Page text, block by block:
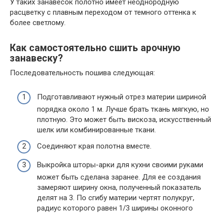
У таких занавесок полотно имеет неоднородную
расцветку с плавным переходом от темного оттенка к
более светлому.
Как самостоятельно сшить арочную
занавеску?
Последовательность пошива следующая:
Подготавливают нужный отрез материи шириной
порядка около 1 м. Лучше брать ткань мягкую, но
плотную. Это может быть вискоза, искусственный
шелк или комбинированные ткани.
Соединяют края полотна вместе.
Выкройка шторы-арки для кухни своими руками
может быть сделана заранее. Для ее создания
замеряют ширину окна, полученный показатель
делят на 3. По сгибу материи чертят полукруг,
радиус которого равен 1/3 ширины оконного